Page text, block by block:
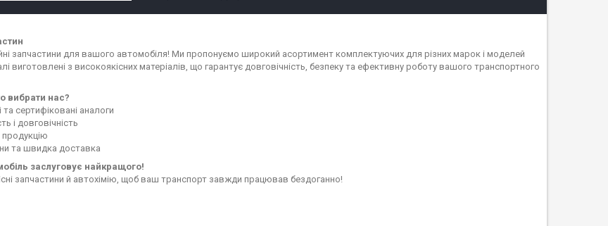
запчастини для вашого автомобіля! Ми пропонуємо широкий асортимент комплектуючих для різних марок і моделей
виготовлені з високоякісних матеріалів, що гарантує довговічність, безпеку та ефективну роботу вашого транспортного
вибрати нас?
та сертифіковані аналоги
і довговічність
продукцію
та швидка доставка
заслуговує найкращого!
запчастини й автохімію, щоб ваш транспорт завжди працював бездоганно!